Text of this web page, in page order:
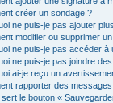
créer un sondage ?
ne puis-je pas ajouter
modifier ou supprimer
ne puis-je pas accéder à
ne puis-je pas joindre
ai-je reçu un
rapporter des
sert le bouton «